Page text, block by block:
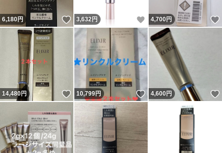
6,180円 いいね！
3,632円 いいね！
4,700円
14,480円 いいね！
10,799円 いいね！
4,600円